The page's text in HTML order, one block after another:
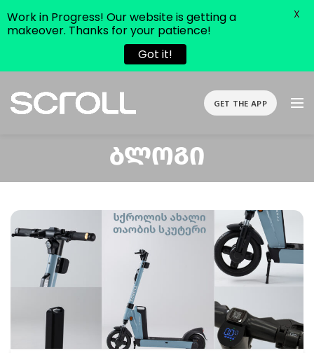
GET THE APP
Ბლოგი
Work in Progress! Our website is getting a
makeover. Thanks for your patience!
Got it!
X